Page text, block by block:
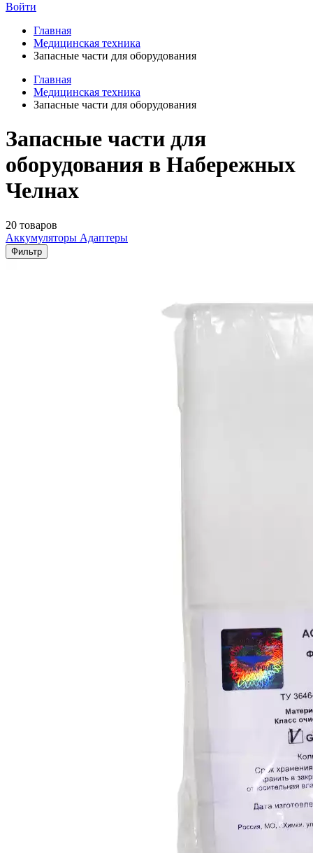
Войти
Главная
Медицинская техника
Запасные части для оборудования
Главная
Медицинская техника
Запасные части для оборудования
Запасные части для
оборудования в Набережных
Челнах
20 товаров
Аккумуляторы Адаптеры
Фильтр